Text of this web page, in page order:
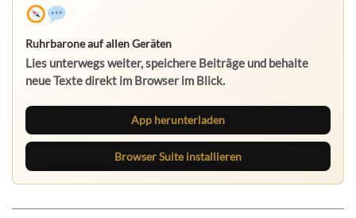
Ruhrbarone auf allen Geräten
Lies unterwegs weiter, speichere Beiträge und behalte
neue Texte direkt im Browser im Blick.
App herunterladen
Browser Suite installieren